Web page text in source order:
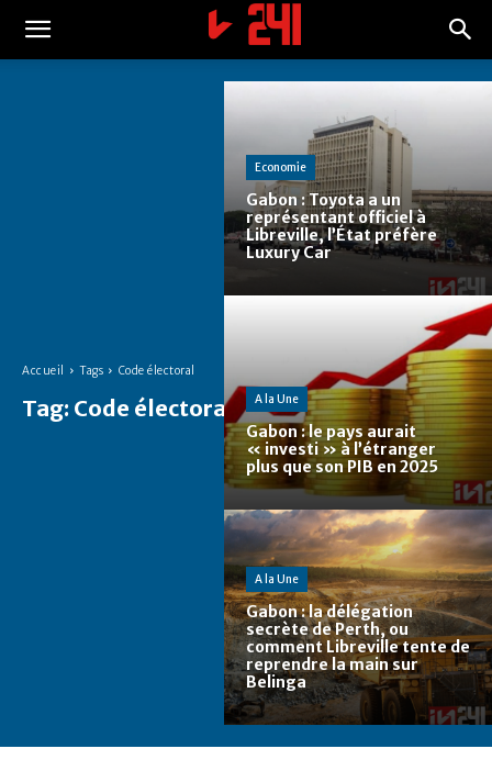
Accueil Tags Code électoral
Tag: Code électoral
Economie
Gabon : Toyota a un
représentant officiel à
Libreville, l’État préfère
Luxury Car
A la Une
Gabon : le pays aurait
« investi » à l’étranger
plus que son PIB en 2025
A la Une
Gabon : la délégation
secrète de Perth, ou
comment Libreville tente de
reprendre la main sur
Belinga